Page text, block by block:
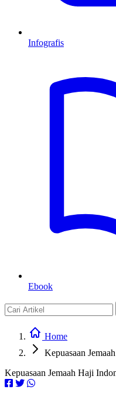
Infografis
Ebook
Home
Kepuasaan
Kepuasaan Jemaah Haji